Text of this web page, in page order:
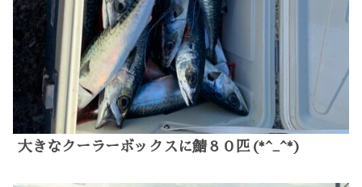
大きなクーラーボックスに鯖８０匹(*^_^*)